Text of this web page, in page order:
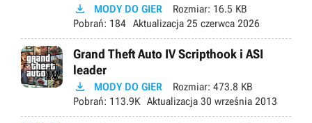
 MODY DO GIER Rozmiar: 16.5 KB
Pobrań: 184 Aktualizacja 25 czerwca 2026
Grand Theft Auto IV Scripthook i ASI
leader
 MODY DO GIER Rozmiar: 473.8 KB
Pobrań: 113.9K Aktualizacja 30 września 2013